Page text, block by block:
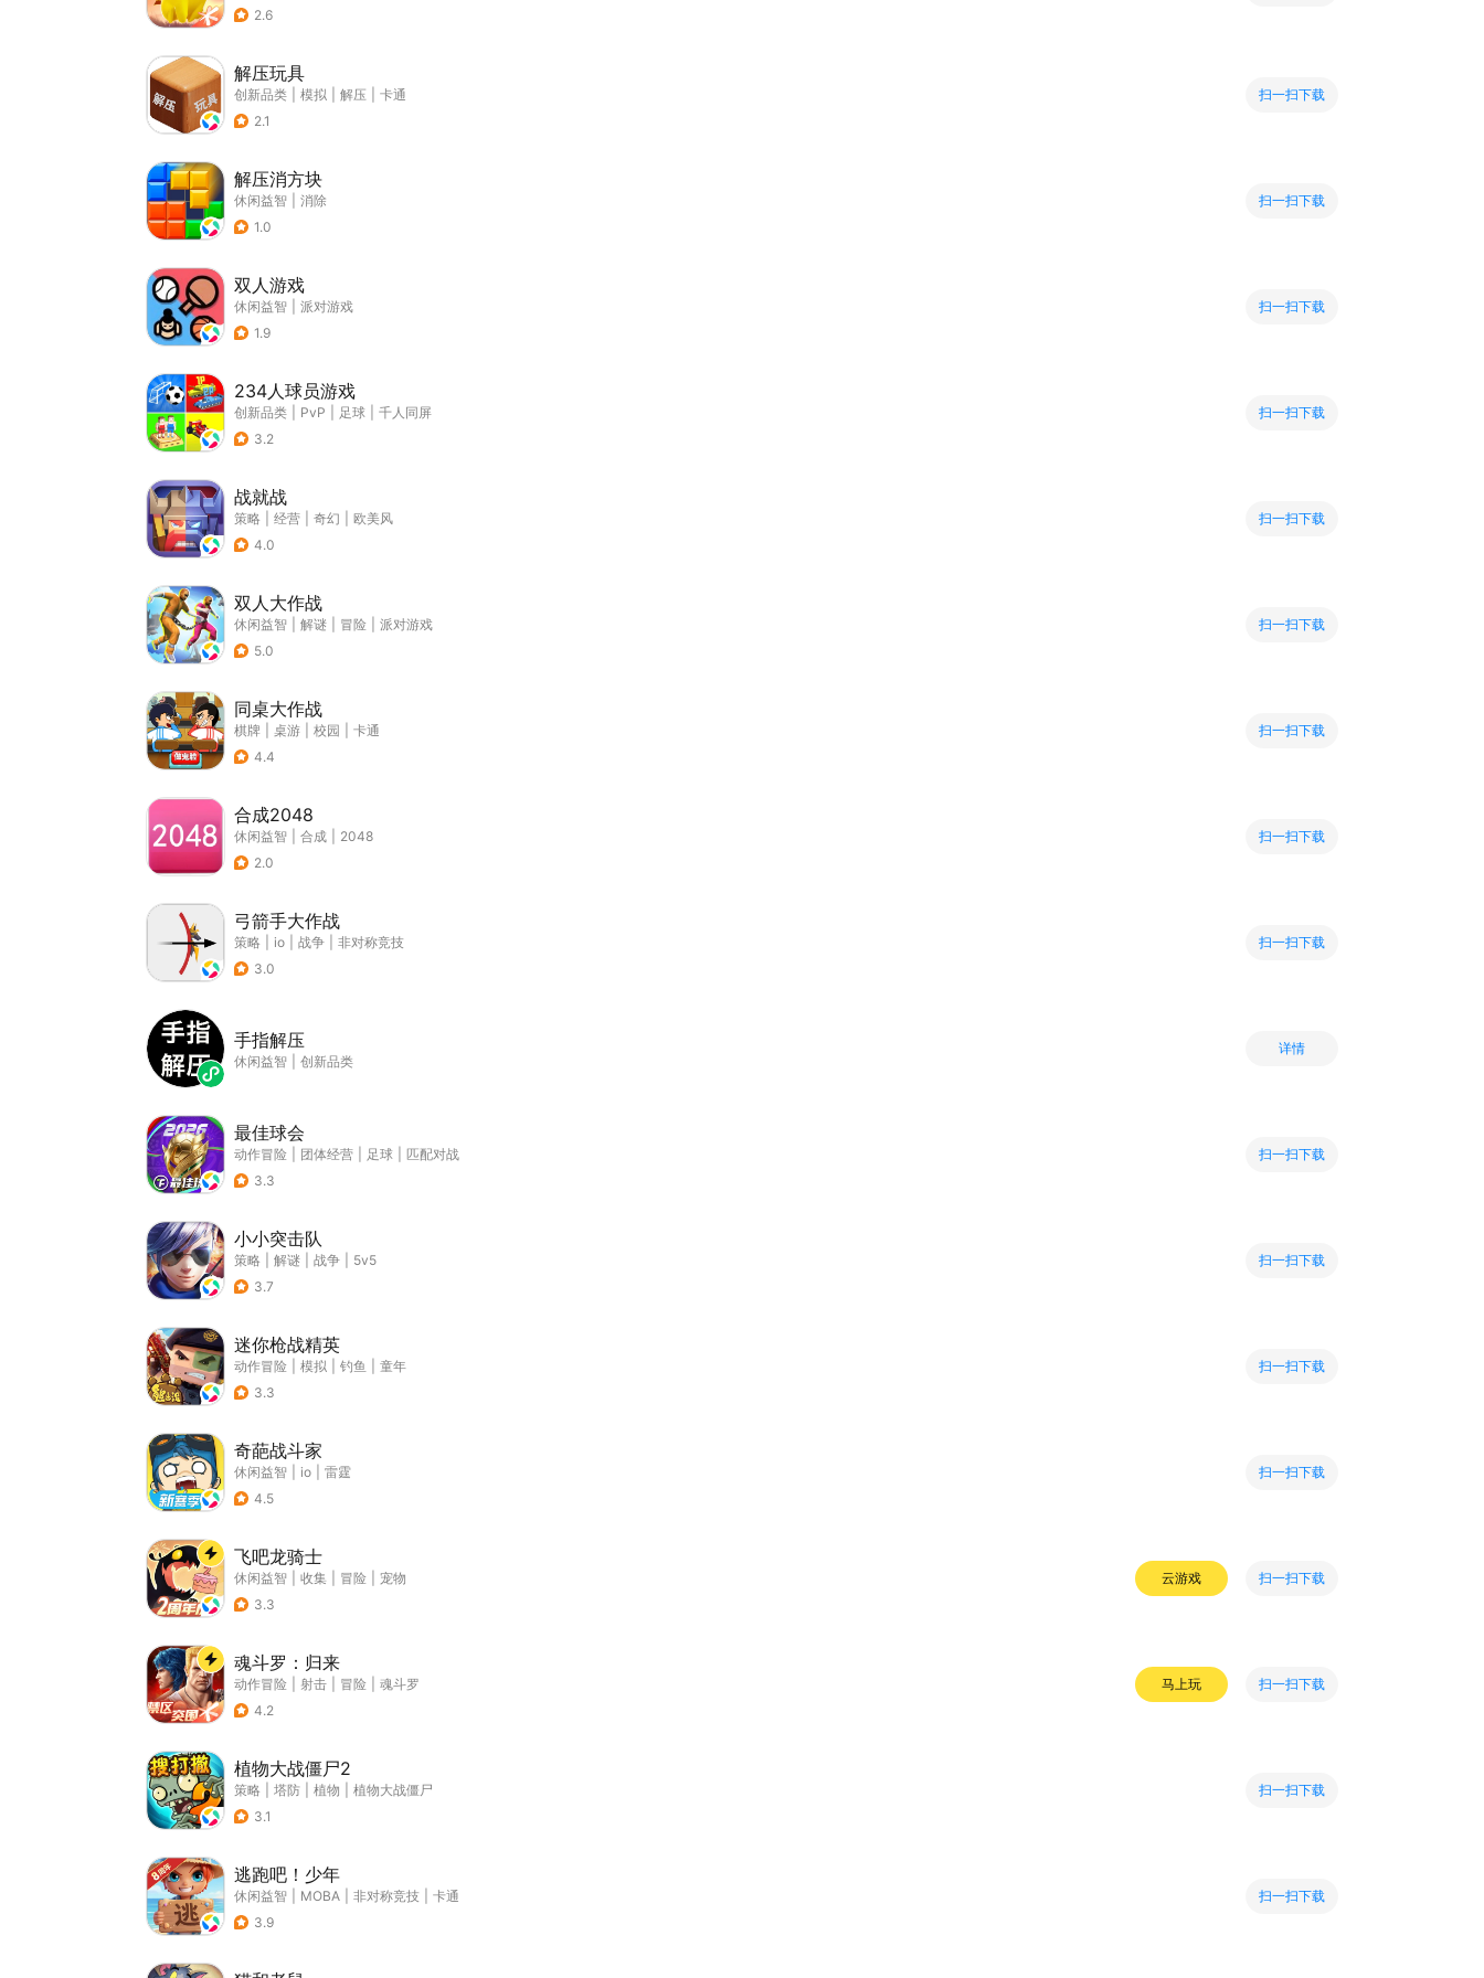
2.6
解压玩具
创新品类 模拟 解压
卡通
2.1
扫一扫下载
解压消方块
休闲益智
消除
1.0
扫一扫下载
双人游戏
休闲益智
派对游戏
1.9
扫一扫下载
234人球员游戏
创新品类 PvP 足球
千人同屏
3.2
扫一扫下载
战就战
策略 经营 奇幻
欧美风
4.0
扫一扫下载
双人大作战
休闲益智 解谜 冒险
派对游戏
5.0
扫一扫下载
同桌大作战
棋牌 桌游 校园
卡通
4.4
扫一扫下载
合成2048
休闲益智 合成
2048
2.0
扫一扫下载
弓箭手大作战
策略 io 战争
非对称竞技
3.0
扫一扫下载
手指解压
休闲益智 创新品类
详情
最佳球会
动作冒险 团体经营 足球
匹配对战
3.3
扫一扫下载
小小突击队
策略 解谜 战争
5v5
3.7
扫一扫下载
迷你枪战精英
动作冒险 模拟 钓鱼
童年
3.3
扫一扫下载
奇葩战斗家
休闲益智 io
雷霆
4.5
扫一扫下载
飞吧龙骑士
休闲益智 收集 冒险
宠物
3.3
云游戏 扫一扫下载
魂斗罗：归来
动作冒险 射击 冒险
魂斗罗
4.2
马上玩 扫一扫下载
植物大战僵尸2
策略 塔防 植物
植物大战僵尸
3.1
扫一扫下载
逃跑吧！少年
休闲益智 MOBA 非对称竞技
卡通
3.9
扫一扫下载